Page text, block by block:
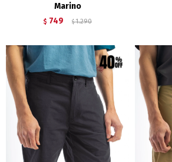
Marino
$ 749 $ 1.290